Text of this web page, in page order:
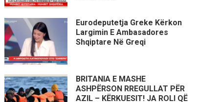
Eurodeputetja Greke Kërkon
Largimin E Ambasadores
Shqiptare Në Greqi
BRITANIA E MASHE
ASHPËRSON RREGULLAT PËR
AZIL – KËRKUESIT! JA ROLI QË